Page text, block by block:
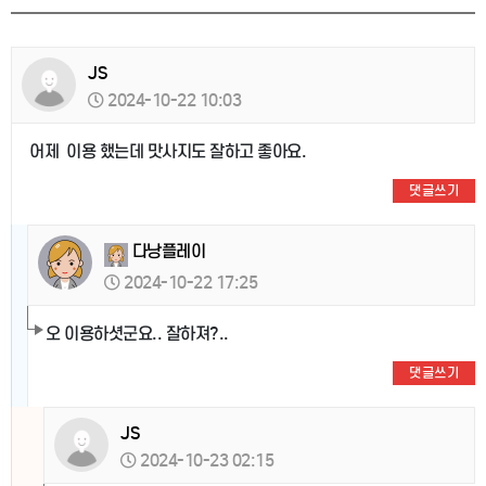
JS
2024-10-22 10:03
어제 이용 했는데 맛사지도 잘하고 좋아요.
댓글쓰기
다낭플레이
2024-10-22 17:25
오 이용하셧군요.. 잘하져?..
댓글쓰기
JS
2024-10-23 02:15